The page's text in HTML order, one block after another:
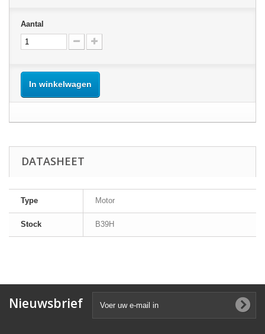
Aantal
In winkelwagen
DATASHEET
Type Motor
Stock B39H
Nieuwsbrief